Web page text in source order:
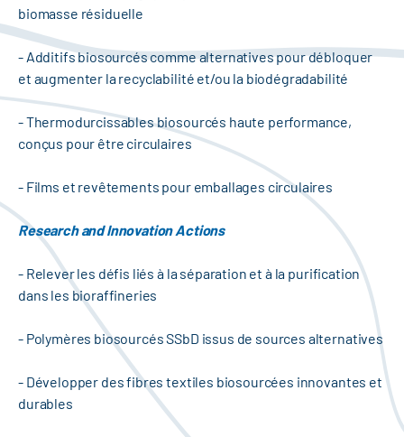
biomasse résiduelle
- Additifs biosourcés comme alternatives pour débloquer
et augmenter la recyclabilité et/ou la biodégradabilité
- Thermodurcissables biosourcés haute performance,
conçus pour être circulaires
- Films et revêtements pour emballages circulaires
Research and Innovation Actions
- Relever les défis liés à la séparation et à la purification
dans les bioraffineries
- Polymères biosourcés SSbD issus de sources alternatives
- Développer des fibres textiles biosourcées innovantes et
durables